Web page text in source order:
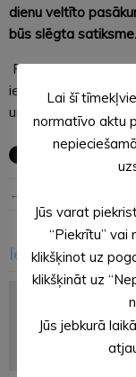
dienu veltīto
būs slēgta satiksme.
Pasākuma norises
ierobežojumi Pils
un Ojāra Vācieša
← Iepriekšējā ziņa
Iesakām arī šo
Lai šī
normatīvo aktu
Jūs varat
“Piekrītu” vai
klikšķinot uz
klikšķināt uz
Jūs jebkurā